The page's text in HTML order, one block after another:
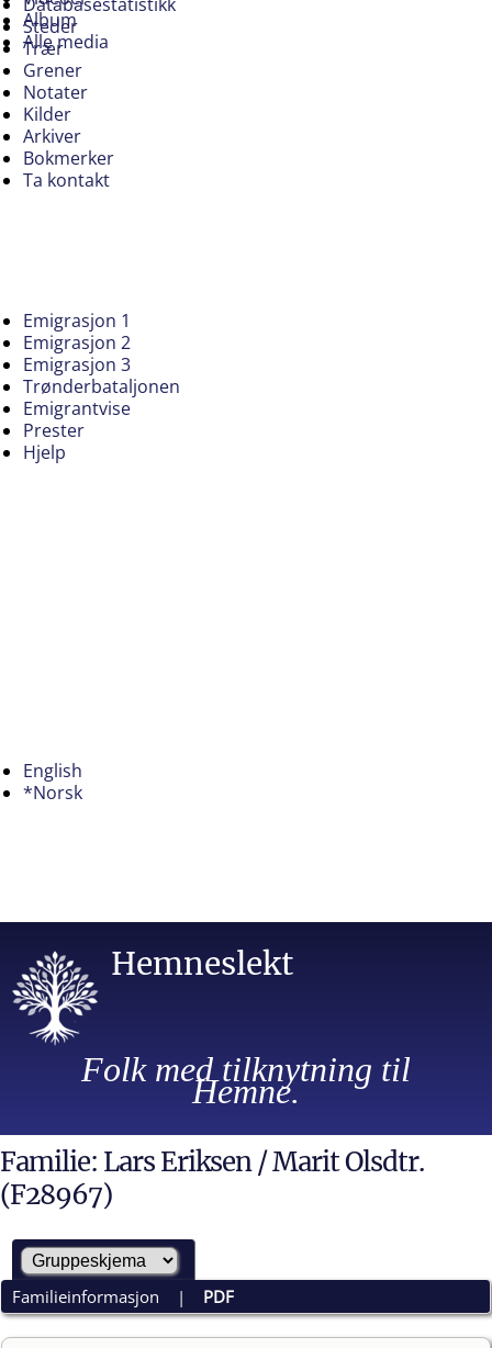
Album
Alle media
Steder
Trær
Grener
Notater
Kilder
Arkiver
Bokmerker
Ta kontakt
Emigrasjon 1
Emigrasjon 2
Emigrasjon 3
Trønderbataljonen
Emigrantvise
Prester
Hjelp
English
*Norsk
Hemneslekt
Folk med tilknytning til
Hemne.
Familie: Lars Eriksen / Marit Olsdtr.
(F28967)
Familieinformasjon | PDF